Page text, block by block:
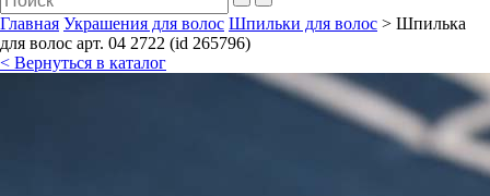
Главная Украшения для волос Шпильки для волос > Шпилька
для волос арт. 04 2722 (id 265796)
< Вернуться в каталог